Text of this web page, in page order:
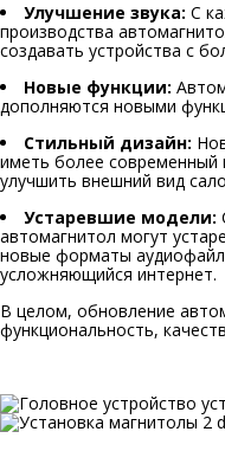
Улучшение звука: С
производства
создавать устройства с
Новые функции:
дополняются новыми
Стильный дизайн:
иметь более
улучшить внешний вид
Устаревшие модели:
автомагнитол могут
новые форматы
усложняющийся интернет.
В целом, обновление
функциональность,